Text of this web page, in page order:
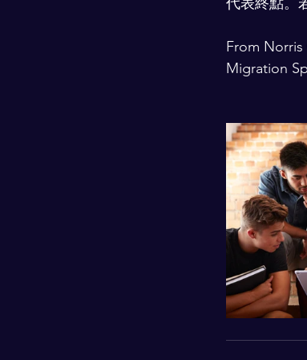
From Norris
Migration